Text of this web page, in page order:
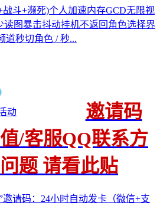
斗+濒死)个人加速内存GCD无限视
读图暴击抖动挂机不返回角色选择界
道秒切角色 / 秒...
动
邀请码
/客服QQ联系方
题 请看此贴
邀请码：24小时自动发卡（微信+支